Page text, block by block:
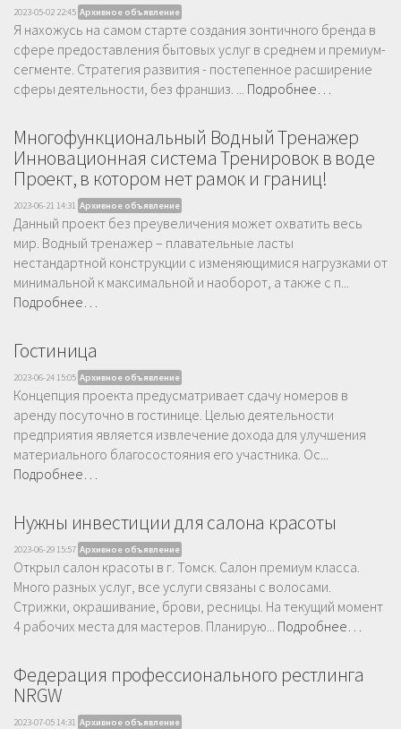
2023-05-02 22:45 Архивное объявление
Я нахожусь на самом старте создания зонтичного бренда в
сфере предоставления бытовых услуг в среднем и премиум-
сегменте. Стратегия развития - постепенное расширение
сферы деятельности, без франшиз. ... Подробнее…
Многофункциональный Водный Тренажер
Инновационная система Тренировок в воде
Проект, в котором нет рамок и границ!
2023-06-21 14:31 Архивное объявление
Данный проект без преувеличения может охватить весь
мир. Водный тренажер – плавательные ласты
нестандартной конструкции с изменяющимися нагрузками от
минимальной к максимальной и наоборот, а также с п...
Подробнее…
Гостиница
2023-06-24 15:05 Архивное объявление
Концепция проекта предусматривает сдачу номеров в
аренду посуточно в гостинице. Целью деятельности
предприятия является извлечение дохода для улучшения
материального благосостояния его участника. Ос...
Подробнее…
Нужны инвестиции для салона красоты
2023-06-29 15:57 Архивное объявление
Открыл салон красоты в г. Томск. Салон премиум класса.
Много разных услуг, все услуги связаны с волосами.
Стрижки, окрашивание, брови, ресницы. На текущий момент
4 рабочих места для мастеров. Планирую... Подробнее…
Федерация профессионального рестлинга
NRGW
2023-07-05 14:31 Архивное объявление